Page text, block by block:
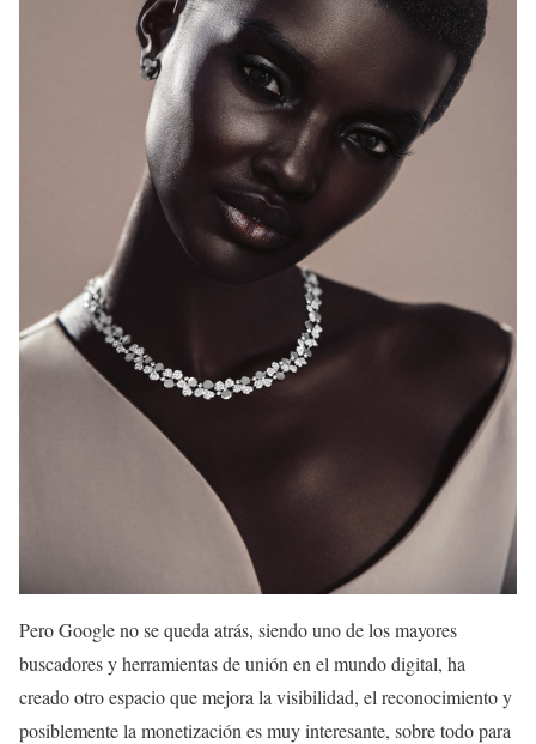
Pero Google no se queda atrás, siendo uno de los mayores
buscadores y herramientas de unión en el mundo digital, ha
creado otro espacio que mejora la visibilidad, el reconocimiento y
posiblemente la monetización es muy interesante, sobre todo para